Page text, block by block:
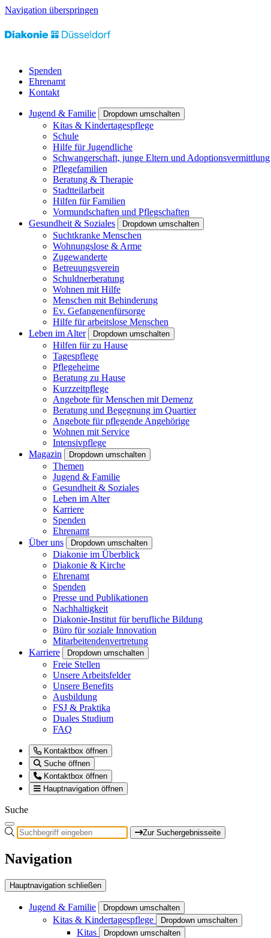
Navigation überspringen
Spenden
Ehrenamt
Kontakt
Jugend & Familie Dropdown umschalten
Kitas & Kindertagespflege
Schule
Hilfe für Jugendliche
Schwangerschaft, junge Eltern und Adoptionsvermittlung
Pflegefamilien
Beratung & Therapie
Stadtteilarbeit
Hilfen für Familien
Vormundschaften und Pflegschaften
Gesundheit & Soziales
Dropdown umschalten
Suchtkranke Menschen
Wohnungslose & Arme
Zugewanderte
Betreuungsverein
Schuldnerberatung
Wohnen mit Hilfe
Menschen mit Behinderung
Ev. Gefangenenfürsorge
Hilfe für arbeitslose Menschen
Leben im Alter
Dropdown umschalten
Hilfen für zu Hause
Tagespflege
Pflegeheime
Beratung zu Hause
Kurzzeitpflege
Angebote für Menschen mit Demenz
Beratung und Begegnung im Quartier
Angebote für pflegende Angehörige
Wohnen mit Service
Intensivpflege
Magazin
Dropdown umschalten
Themen
Jugend & Familie
Gesundheit & Soziales
Leben im Alter
Karriere
Spenden
Ehrenamt
Über uns
Dropdown umschalten
Diakonie im Überblick
Diakonie & Kirche
Ehrenamt
Spenden
Presse und Publikationen
Nachhaltigkeit
Diakonie-Institut für berufliche Bildung
Büro für soziale Innovation
Mitarbeitendenvertretung
Karriere
Dropdown umschalten
Freie Stellen
Unsere Arbeitsfelder
Unsere Benefits
Ausbildung
FSJ & Praktika
Duales Studium
FAQ
Kontaktbox öffnen
Suche öffnen
Kontaktbox öffnen
Hauptnavigation öffnen
Suche
Zur Suchergebnisseite
Navigation
Hauptnavigation schließen
Jugend & Familie Dropdown umschalten
Kitas & Kindertagespflege Dropdown umschalten
Kitas Dropdown umschalten